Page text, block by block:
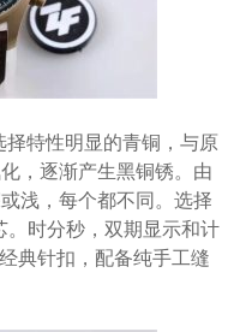
特性明显的青铜，与原
，逐渐产生黑铜锈。由
浅，每个都不同。选择
时分秒，双期显示和计
典针扣，配备纯手工缝